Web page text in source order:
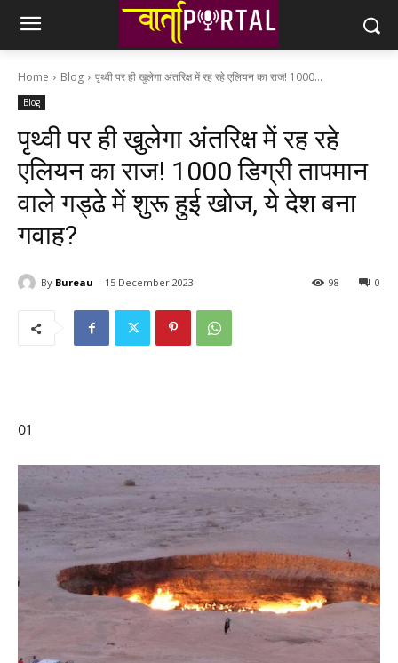
Home Blog पृथ्‍वी पर ही खुलेगा अंतरिक्ष में रह रहे एलियन का राज! 1000...
Blog
पृथ्‍वी पर ही खुलेगा अंतरिक्ष में रह रहे
एलियन का राज! 1000 डिग्री तापमान
वाले गड्ढे में शुरू हुई खोज, ये देश बना
गवाह?
By Bureau 15 December 2023 0
98
01